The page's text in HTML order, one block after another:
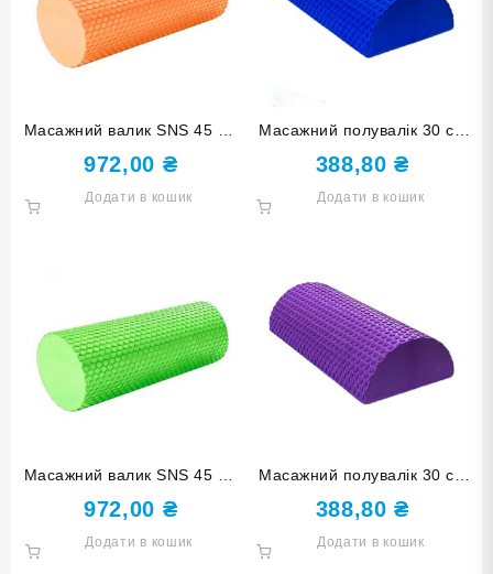
Масажний валик SNS 45 см
оранжевий EVAYJ-45-ОРН
972,00 ₴
Додати в кошик
Масажний полувалік 30 см
синій D-С
388,80₴
Додати в кошик
Масажний валик SNS 45 см
салатовий EVAYJ-45-СА
972,00 ₴
Додати в кошик
Масажний полувалік 30 см
фіолетовий D-Ф
388,80₴
Додати в кошик